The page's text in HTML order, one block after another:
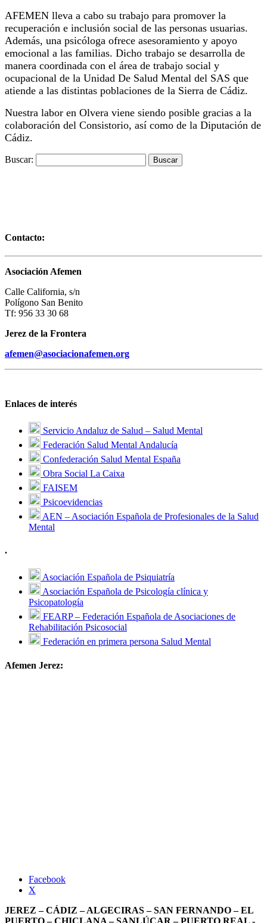
AFEMEN lleva a cabo su trabajo para promover la
recuperación e inclusión social de las personas usuarias.
Además, una psicóloga ofrece asesoramiento y apoyo
emocional a las familias. Dicho trabajo se desarrolla de
manera coordinada con el área de trabajo social y
ocupacional de la Unidad De Salud Mental del SAS que
atiende a las distintas poblaciones de la Sierra de Cádiz.
Nuestra labor en Olvera viene siendo posible gracias a la
colaboración del Consistorio, así como de la Diputación de
Cádiz.
Buscar:
Contacto:
Asociación Afemen
Calle California, s/n
Polígono San Benito
Tf: 956 33 30 68
Jerez de la Frontera
afemen@asociacionafemen.org
Enlaces de interés
Servicio Andaluz de Salud – Salud Mental
Federación Salud Mental Andalucía
Confederación Salud Mental España
Obra Social La Caixa
FAISEM
Psicoevidencias
AEN – Asociación Española de Profesionales de la Salud
Mental
.
Asociación Española de Psiquiatría
Asociación Española de Psicología clínica y
Psicopatología
FEARP – Federación Española de Asociaciones de
Rehabilitación Psicosocial
Federación en primera persona Salud Mental
Afemen Jerez:
Facebook
X
JEREZ – CÁDIZ – ALGECIRAS – SAN FERNANDO – EL
PUERTO – CHICLANA – SANLÚCAR – PUERTO REAL -